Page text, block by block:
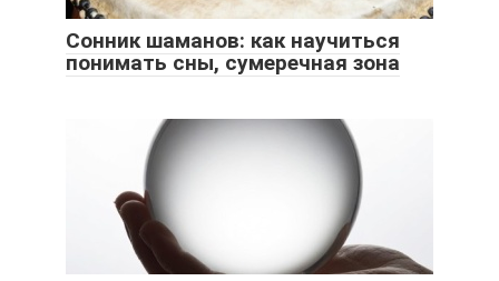
Сонник шаманов: как научиться
понимать сны, сумеречная зона